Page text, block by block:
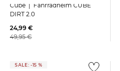
Cube | Fahrradhelm CUBE
DIRT 2.0
24,99 €
49,95 €
SALE: -15 %